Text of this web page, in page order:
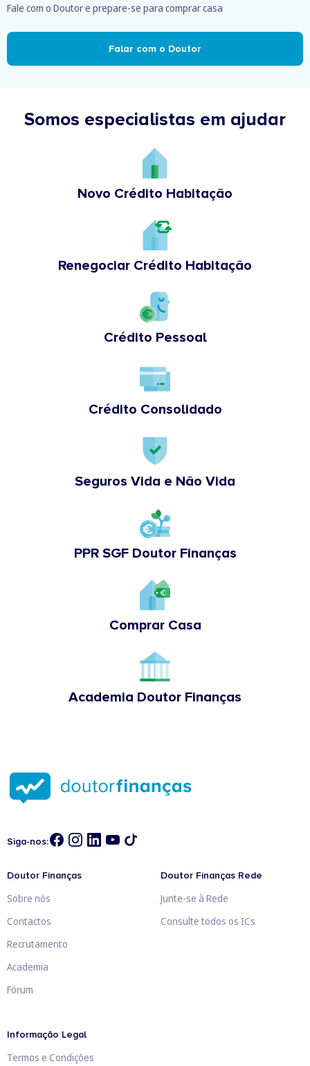
Fale com o Doutor e prepare-se para comprar casa
Falar com o Doutor
Somos especialistas em ajudar
Novo Crédito Habitação
Renegociar Crédito Habitação
Crédito Pessoal
Crédito Consolidado
Seguros Vida e Não Vida
PPR SGF Doutor Finanças
Comprar Casa
Academia Doutor Finanças
Siga-nos:
Doutor Finanças
Sobre nós
Contactos
Recrutamento
Academia
Fórum
Doutor Finanças Rede
Junte-se à Rede
Consulte todos os ICs
Informação Legal
Termos e Condições